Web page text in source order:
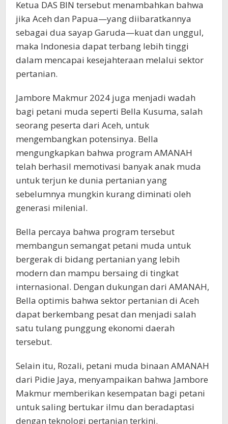
Ketua DAS BIN tersebut menambahkan bahwa
jika Aceh dan Papua—yang diibaratkannya
sebagai dua sayap Garuda—kuat dan unggul,
maka Indonesia dapat terbang lebih tinggi
dalam mencapai kesejahteraan melalui sektor
pertanian.
Jambore Makmur 2024 juga menjadi wadah
bagi petani muda seperti Bella Kusuma, salah
seorang peserta dari Aceh, untuk
mengembangkan potensinya. Bella
mengungkapkan bahwa program AMANAH
telah berhasil memotivasi banyak anak muda
untuk terjun ke dunia pertanian yang
sebelumnya mungkin kurang diminati oleh
generasi milenial.
Bella percaya bahwa program tersebut
membangun semangat petani muda untuk
bergerak di bidang pertanian yang lebih
modern dan mampu bersaing di tingkat
internasional. Dengan dukungan dari AMANAH,
Bella optimis bahwa sektor pertanian di Aceh
dapat berkembang pesat dan menjadi salah
satu tulang punggung ekonomi daerah
tersebut.
Selain itu, Rozali, petani muda binaan AMANAH
dari Pidie Jaya, menyampaikan bahwa Jambore
Makmur memberikan kesempatan bagi petani
untuk saling bertukar ilmu dan beradaptasi
dengan teknologi pertanian terkini.